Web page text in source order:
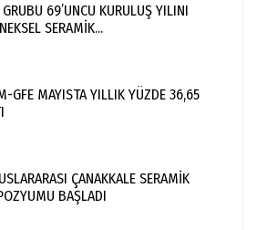
GRUBU 69’UNCU KURULUŞ YILINI
SERAMİK...
GFE MAYISTA YILLIK YÜZDE 36,65
ÇANAKKALE SERAMİK
BAŞLADI